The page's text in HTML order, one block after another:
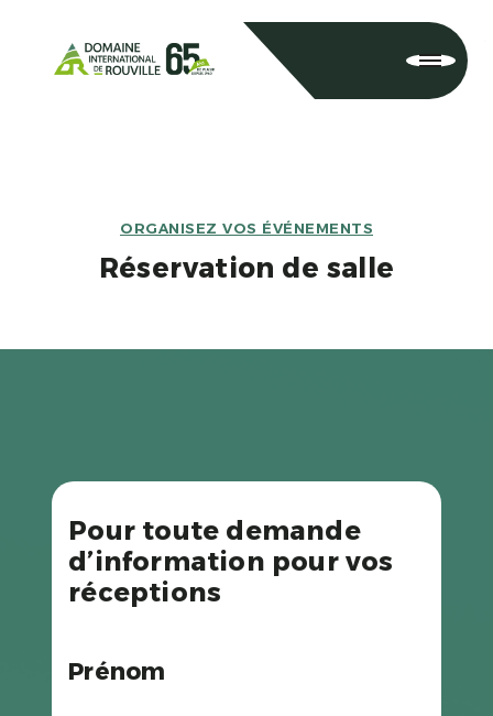
ORGANISEZ VOS ÉVÉNEMENTS
Réservation de salle
Pour toute demande
d’information pour vos
réceptions
Prénom